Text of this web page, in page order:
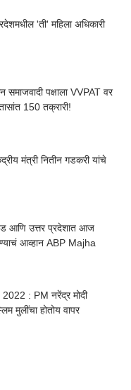
'ती' महिला अधिकारी
पक्षाला VVPAT वर
150 तक्रारी!
मंत्री नितीन गडकरी यांचे
आणि उत्तर प्रदेशात आज
आव्हान ABP Majha
: PM नरेंद्र मोदी
मुलींचा होतोय वापर